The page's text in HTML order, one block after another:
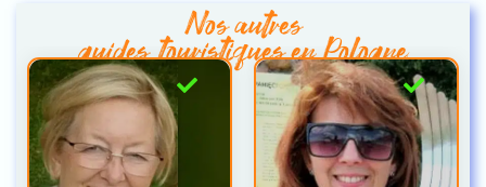
Nos autres
guides touristiques en Pologne